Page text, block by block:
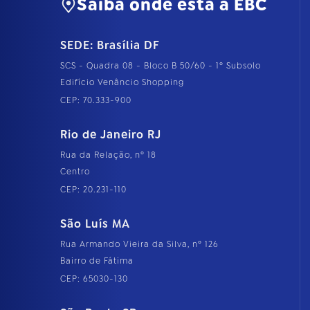
Saiba onde está a EBC
SEDE: Brasília DF
SCS - Quadra 08 - Bloco B 50/60 - 1º Subsolo
Edifício Venâncio Shopping
CEP: 70.333-900
Rio de Janeiro RJ
Rua da Relação, nº 18
Centro
CEP: 20.231-110
São Luís MA
Rua Armando Vieira da Silva, nº 126
Bairro de Fátima
CEP: 65030-130